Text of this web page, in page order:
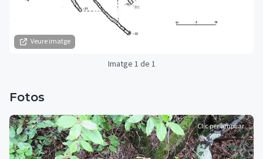
Veure imatge
Imatge 1 de 1
Fotos
Clic per ampliar